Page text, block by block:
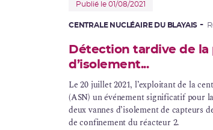
Publié le 01/08/2021
CENTRALE NUCLÉAIRE DU BLAYAIS
Détection tardive de
d’isolement...
Le 20 juillet 2021, l’exploitant de la
(ASN) un événement significatif pour
deux vannes d’isolement de capteurs
de confinement du réacteur 2.